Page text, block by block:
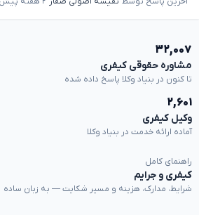
۳۲,۰۰۷
مشاوره حقوقی کیفری
تا کنون در بنیاد وکلا پاسخ داده شده
۲,۶۰۱
وکیل کیفری
آماده ارائه خدمت در بنیاد وکلا
راهنمای کامل
کیفری و جرایم
شرایط، مدارک، هزینه و مسیر شکایت — به زبان ساده